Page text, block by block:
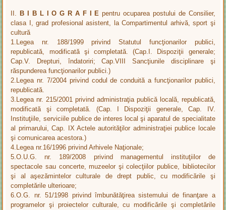
II.B I B L I O G R A F I E pentru ocuparea postului de Consilier,
clasa I, grad profesional asistent, la Compartimentul arhivă, sport şi
cultură
1.Legea nr. 188/1999 privind Statutul funcţionarilor publici,
republicată, modificată şi completată. (Cap.I. Dispoziţii generale;
Cap.V. Drepturi, îndatoriri; Cap.VIII Sancţiunile disciplinare şi
răspunderea funcţionarilor publici.)
2.Legea nr. 7/2004 privind codul de conduită a funcţionarilor publici,
republicată.
3.Legea nr. 215/2001 privind administraţia publică locală, republicată,
modificată şi completată. (Cap. I Dispoziţii generale, Cap. IV.
Instituţiile, serviciile publice de interes local şi aparatul de specialitate
al primarului, Cap. IX Actele autorităţilor administraţiei publice locale
şi comunicarea acestora.)
4.Legea nr.16/1996 privind Arhivele Naţionale;
5.O.U.G. nr. 189/2008 privind managementul instituţiilor de
spectacole sau concerte, muzeelor şi colecţiilor publice, bibliotecilor
şi al aşezămintelor culturale de drept public, cu modificările şi
completările ulterioare;
6.O.G. nr. 51/1998 privind îmbunătăţirea sistemului de finanţare a
programelor şi proiectelor culturale, cu modificările şi completările